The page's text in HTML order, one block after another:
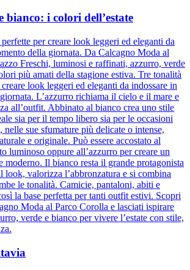
bianco: i colori dell’estate
per creare look leggeri ed eleganti da
della giornata. Da Calcagno Moda al
Freschi, luminosi e raffinati, azzurro, verde
più amati della stagione estiva. Tre tonalità
look leggeri ed eleganti da indossare in
L’azzurro richiama il cielo e il mare e
all’outfit. Abbinato al bianco crea uno stile
sia per il tempo libero sia per le occasioni
sue sfumature più delicate o intense,
e originale. Può essere accostato al
luminoso oppure all’azzurro per creare un
moderno. Il bianco resta il grande protagonista
look, valorizza l’abbronzatura e si combina
le tonalità. Camicie, pantaloni, abiti e
la base perfetta per tanti outfit estivi. Scopri
Moda al Parco Corolla e lasciati ispirare
verde e bianco per vivere l’estate con stile,